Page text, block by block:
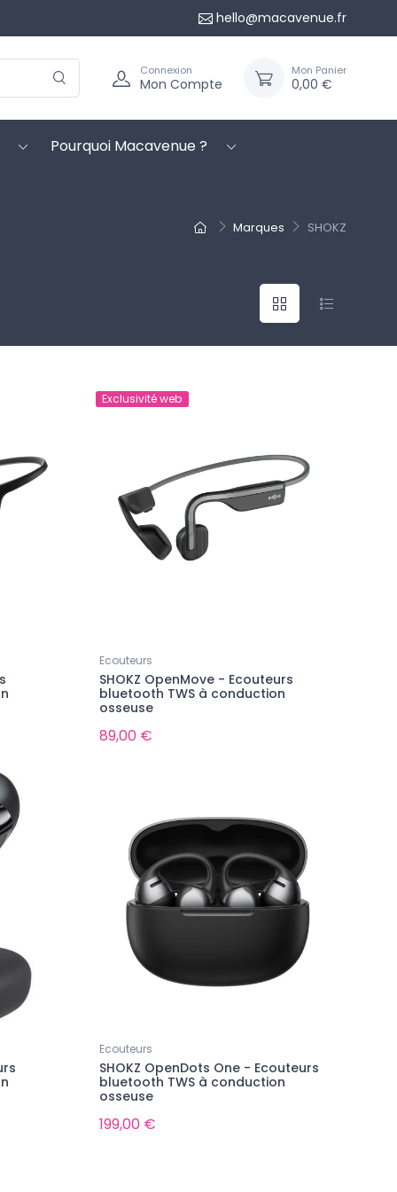
hello@macavenue.fr
Connexion
Mon Compte
Mon Panier
0,00 €
Pourquoi Macavenue ?
Marques SHOKZ
Exclusivité web
Ecouteurs
SHOKZ OpenMove - Ecouteurs
bluetooth TWS à conduction
osseuse
89,00 €
Ecouteurs
SHOKZ OpenDots One - Ecouteurs
bluetooth TWS à conduction
osseuse
199,00 €